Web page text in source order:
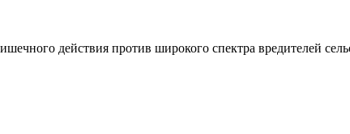
действия против широкого спектра вредителей